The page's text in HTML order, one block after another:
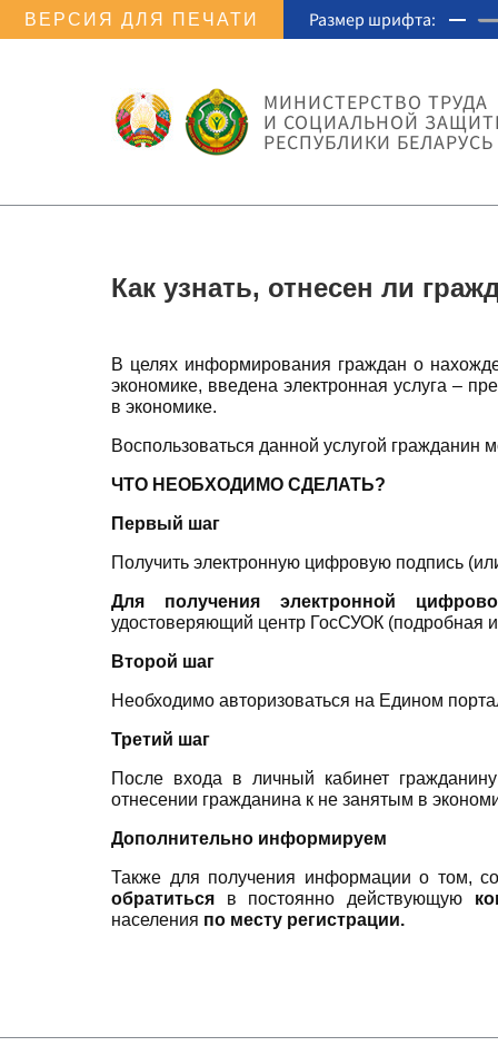
ВЕРСИЯ ДЛЯ ПЕЧАТИ Размер шрифта:
МИНИСТЕРСТВО ТРУДА
И СОЦИАЛЬНОЙ
РЕСПУБЛИКИ БЕЛАРУСЬ
Как узнать, отнесен ли
В целях информирования граждан о
экономике, введена электронная услуга –
в экономике.
Воспользоваться данной услугой гражданин
ЧТО НЕОБХОДИМО СДЕЛАТЬ?
Первый шаг
Получить электронную цифровую подпись
Для получения электронной
удостоверяющий центр ГосСУОК (подробная
Второй шаг
Необходимо авторизоваться на Едином
Третий шаг
После входа в личный кабинет
отнесении гражданина к не занятым в
Дополнительно информируем
Также для получения информации о том,
обратиться в постоянно действующую
населения по месту регистрации.